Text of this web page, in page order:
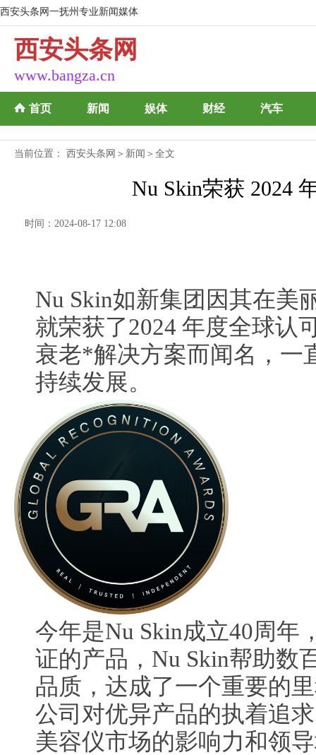
西安头条网一抚州专业新闻媒体
西安头条网
www.bangza.cn
首页 新闻 娱体 财经 汽车
当前位置： 西安头条网 ＞ 新闻 ＞全文
Nu Skin荣获 2024
时间：2024-08-17 12:08
Nu Skin如新集团因其在美
就荣获了2024 年度全球认
衰老*解决方案而闻名，一
持续发展。
今年是Nu Skin成立40周年
证的产品，Nu Skin帮助数
品质，达成了一个重要的
公司对优异产品的执着追
美容仪市场的影响力和领